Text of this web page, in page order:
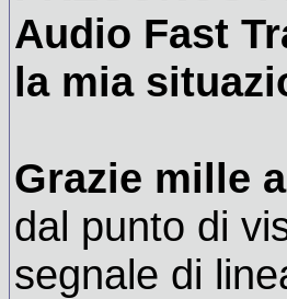
Audio Fast
la mia
Grazie mille
dal punto di
segnale di